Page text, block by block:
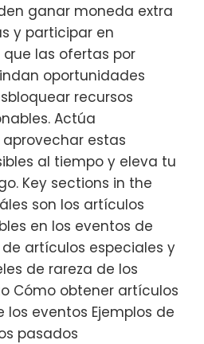
ganar moneda extra
y participar en
las ofertas por
oportunidades
recursos
Actúa
estas
al tiempo y eleva tu
Key sections in the
son los artículos
en los eventos de
de artículos especiales y
de rareza de los
Cómo obtener artículos
eventos Ejemplos de
pasados